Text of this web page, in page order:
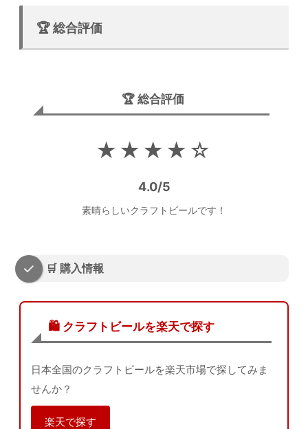
🏆 総合評価
🏆 総合評価
★★★★☆
4.0/5
素晴らしいクラフトビールです！
🛒 購入情報
🛍️ クラフトビールを楽天で探す
日本全国のクラフトビールを楽天市場で探してみま
せんか？
楽天で探す